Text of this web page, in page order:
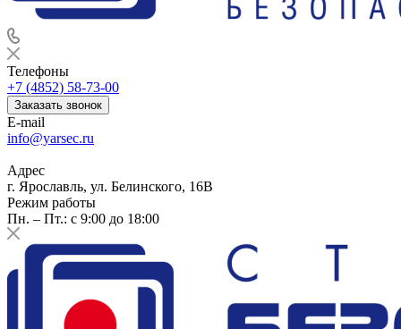
Телефоны
+7 (4852) 58-73-00
Заказать звонок
E-mail
info@yarsec.ru
Адрес
г. Ярославль, ул. Белинского, 16В
Режим работы
Пн. – Пт.: с 9:00 до 18:00